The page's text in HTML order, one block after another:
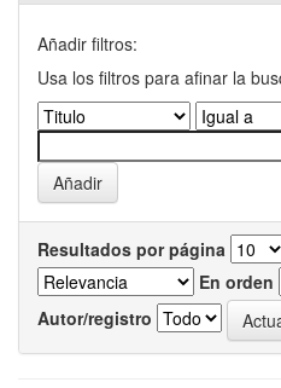
Añadir filtros:
Usa los filtros para afinar la
Resultados por página
En orden
Autor/registro